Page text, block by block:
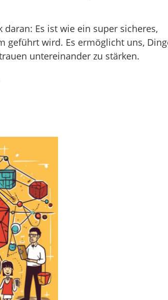
Es ist wie ein super sicheres,
geführt wird. Es ermöglicht uns,
untereinander zu stärken.